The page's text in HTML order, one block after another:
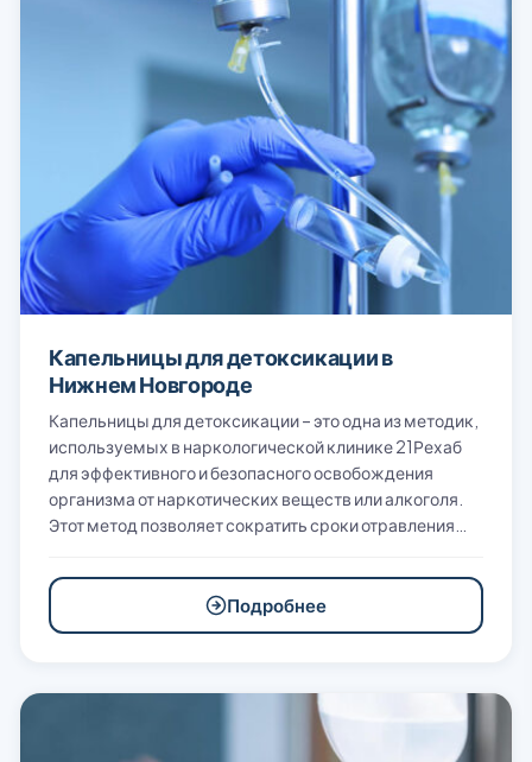
Капельницы для детоксикации в
Нижнем Новгороде
Капельницы для детоксикации – это одна из методик,
используемых в наркологической клинике 21Рехаб
для эффективного и безопасного освобождения
организма от наркотических веществ или алкоголя.
Этот метод позволяет сократить сроки отравления…
Подробнее